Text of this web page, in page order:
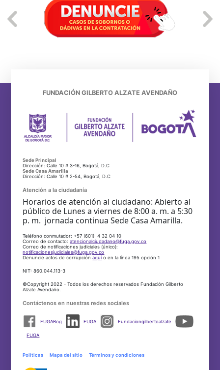
FUNDACIÓN GILBERTO ALZATE AVENDAÑO
Sede Principal
Dirección: Calle 10 # 3-16, Bogotá, D.C
Sede Casa Amarilla
Dirección: Calle 10 # 2-54, Bogotá, D.C
Atención a la ciudadanía
Horarios de atención al ciudadano: Abierto al
público de Lunes a viernes de 8:00 a. m. a 5:30
p. m. jornada continua Sede Casa Amarilla.
Teléfono conmutador: +57 (601) 4 32 04 10
Correo de contacto:atencionalciudadano@fuga.gov.co
Correo de notificaciones judiciales (único):
notificacionesjudiciales@fuga.gov.co
Denuncie actos de corrupciónaquío en la línea 195 opción 1
NIT: 860.044.113-3
©Copyright 2022 - Todos los derechos reservados Fundación Gilberto
Alzate Avendaño.
Contáctenos en nuestras redes sociales
FUGABog FUGA Fundaciongilbertoalzate
FUGA
Políticas Mapa del sitio Términos y condiciones